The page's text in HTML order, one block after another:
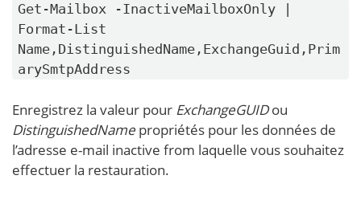
Get-Mailbox -InactiveMailboxOnly |
Format-List
Name,DistinguishedName,ExchangeGuid,Prim
arySmtpAddress
Enregistrez la valeur pour ExchangeGUIDou
DistinguishedName propriétés pour les données de
l’adresse e-mail inactive from laquelle vous souhaitez
effectuer la restauration.